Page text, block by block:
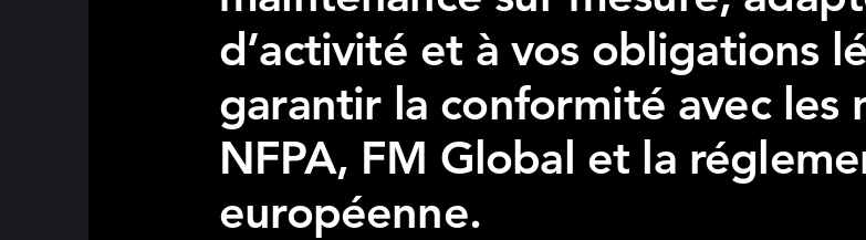
d’activité et à vos obligations
garantir la conformité avec les
NFPA, FM Global et la
européenne.